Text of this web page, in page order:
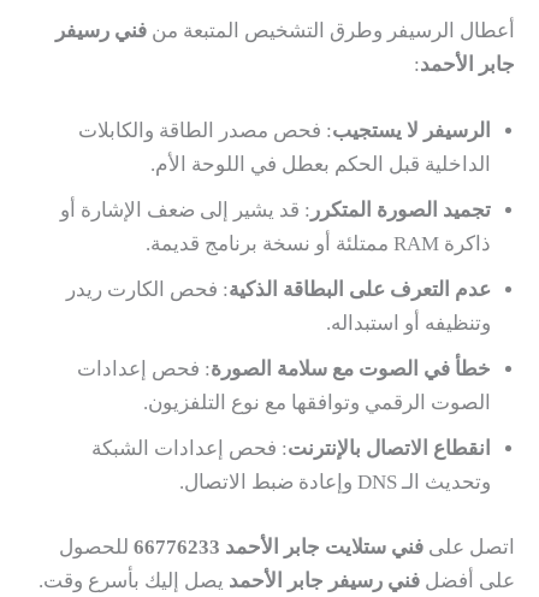
أعطال الرسيفر وطرق التشخيص المتبعة من فني رسيفر
جابر الأحمد:
الرسيفر لا يستجيب: فحص مصدر الطاقة والكابلات
الداخلية قبل الحكم بعطل في اللوحة الأم.
تجميد الصورة المتكرر : قد يشير إلى ضعف الإشارة أو
ذاكرة RAM ممتلئة أو نسخة برنامج قديمة.
عدم التعرف على البطاقة الذكية: فحص الكارت ريدر
وتنظيفه أو استبداله.
خطأ في الصوت مع سلامة الصورة: فحص إعدادات
الصوت الرقمي وتوافقها مع نوع التلفزيون.
انقطاع الاتصال بالإنترنت: فحص إعدادات الشبكة
وتحديث الـ DNS وإعادة ضبط الاتصال.
اتصل على فني ستلايت جابر الأحمد 66776233 للحصول
على أفضل فني رسيفر جابر الأحمد يصل إليك بأسرع وقت.